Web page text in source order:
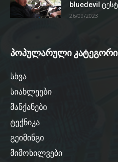
bluedevil
26/09/2023
პოპულარული
სხვა
სიახლეები
მანქანები
ტექნიკა
გეიმინგი
მიმოხილვები